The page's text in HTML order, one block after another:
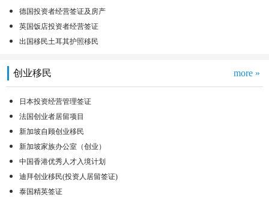
德国投资者经营签证及房产
英国饭店投资者经营签证
出国移民土耳其护照移民
创业移民 more »
日本投资经营管理签证
法国创业者居留项目
新加坡自顾创业移民
新加坡家族办公室（创业）
中国香港优秀人才入境计划
迪拜创业移民(投资人居留签证)
泰国精英签证